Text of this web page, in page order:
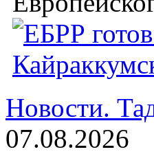
Новости.
07.08.2026